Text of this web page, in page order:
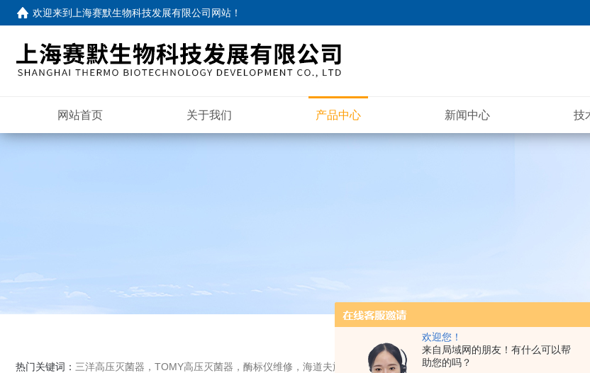
欢迎您！
来自局域网的朋友！有什么可以帮
助您的吗？
欢迎来到 上海赛默生物科技发展有限公司网站 ！
网站首页 关于我们 产品中心 新闻中心 技
热门关键词： 三洋高压灭菌器，TOMY高压灭菌器，酶标仪维修，海道夫旋转蒸发仪